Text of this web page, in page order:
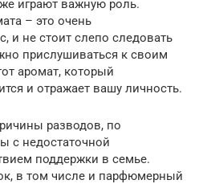
играют важную роль.
– это очень
и не стоит слепо следовать
прислушиваться к своим
аромат, который
и отражает вашу личность.
разводов, по
с недостаточной
поддержки в семье.
в том числе и парфюмерный